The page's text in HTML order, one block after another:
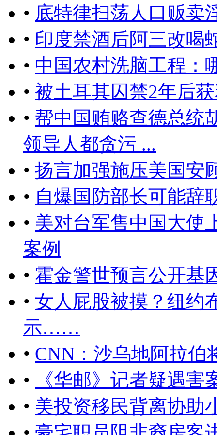
• 底特律扫荡人口贩卖
• 印度禁酒后阿三改喝
• 中国农村洗脑工程：
• 被土耳其囚禁2年后
• 帮中国贿赂查德总统
领导人都贪污 ...
• 扬言加强施压美国安
• 自爆国防部长可能辞
• 美对台军售中国大使
案例
• 霍金警世预言公开基
• 女人屁股被摸？纽约
示……
• CNN：沙乌地阿拉伯
•
《华邮》记者疑遇
• 美投资移民背离协助